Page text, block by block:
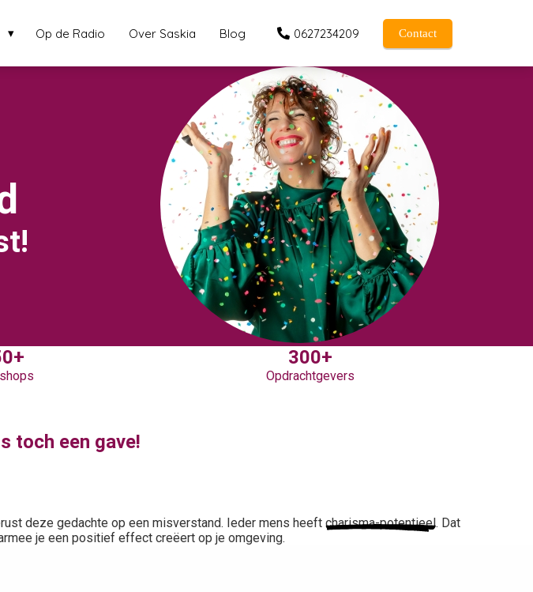
Op de Radio Over Saskia Blog 0627234209 Contact
300+
Opdrachtgevers
toch een gave!
deze gedachte op een misverstand. Ieder mens heeft charisma-potentieel. Dat
je een positief effect creëert op je omgeving.